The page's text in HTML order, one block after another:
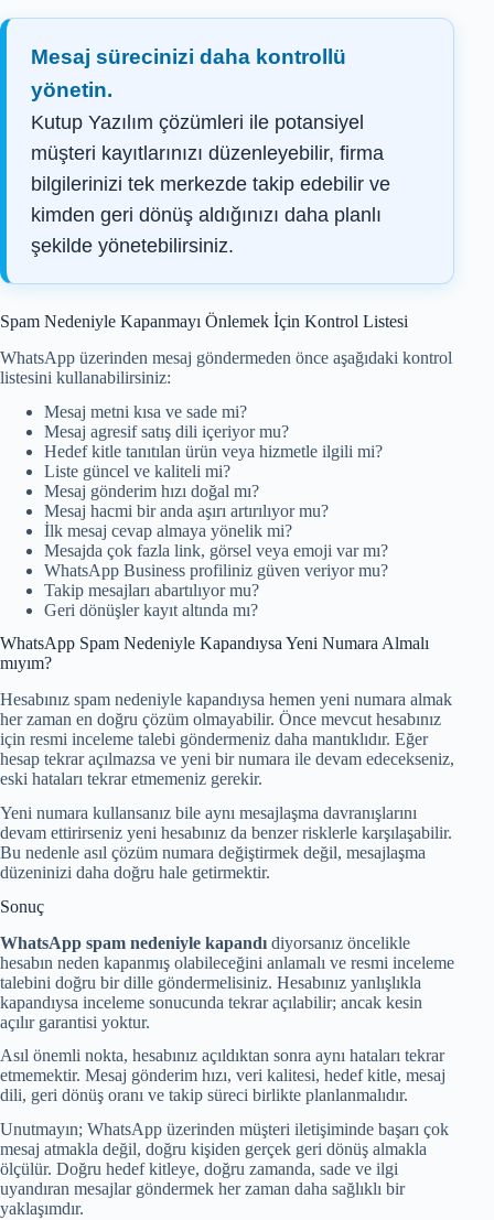
Mesaj sürecinizi daha kontrollü
yönetin.
Kutup Yazılım çözümleri ile potansiyel
müşteri kayıtlarınızı düzenleyebilir, firma
bilgilerinizi tek merkezde takip edebilir ve
kimden geri dönüş aldığınızı daha planlı
şekilde yönetebilirsiniz.
Spam Nedeniyle Kapanmayı Önlemek İçin Kontrol Listesi
WhatsApp üzerinden mesaj göndermeden önce aşağıdaki kontrol
listesini kullanabilirsiniz:
Mesaj metni kısa ve sade mi?
Mesaj agresif satış dili içeriyor mu?
Hedef kitle tanıtılan ürün veya hizmetle ilgili mi?
Liste güncel ve kaliteli mi?
Mesaj gönderim hızı doğal mı?
Mesaj hacmi bir anda aşırı artırılıyor mu?
İlk mesaj cevap almaya yönelik mi?
Mesajda çok fazla link, görsel veya emoji var mı?
WhatsApp Business profiliniz güven veriyor mu?
Takip mesajları abartılıyor mu?
Geri dönüşler kayıt altında mı?
WhatsApp Spam Nedeniyle Kapandıysa Yeni Numara Almalı
mıyım?
Hesabınız spam nedeniyle kapandıysa hemen yeni numara almak
her zaman en doğru çözüm olmayabilir. Önce mevcut hesabınız
için resmi inceleme talebi göndermeniz daha mantıklıdır. Eğer
hesap tekrar açılmazsa ve yeni bir numara ile devam edecekseniz,
eski hataları tekrar etmemeniz gerekir.
Yeni numara kullansanız bile aynı mesajlaşma davranışlarını
devam ettirirseniz yeni hesabınız da benzer risklerle karşılaşabilir.
Bu nedenle asıl çözüm numara değiştirmek değil, mesajlaşma
düzeninizi daha doğru hale getirmektir.
Sonuç
WhatsApp spam nedeniyle kapandı diyorsanız öncelikle
hesabın neden kapanmış olabileceğini anlamalı ve resmi inceleme
talebini doğru bir dille göndermelisiniz. Hesabınız yanlışlıkla
kapandıysa inceleme sonucunda tekrar açılabilir; ancak kesin
açılır garantisi yoktur.
Asıl önemli nokta, hesabınız açıldıktan sonra aynı hataları tekrar
etmemektir. Mesaj gönderim hızı, veri kalitesi, hedef kitle, mesaj
dili, geri dönüş oranı ve takip süreci birlikte planlanmalıdır.
Unutmayın; WhatsApp üzerinden müşteri iletişiminde başarı çok
mesaj atmakla değil, doğru kişiden gerçek geri dönüş almakla
ölçülür. Doğru hedef kitleye, doğru zamanda, sade ve ilgi
uyandıran mesajlar göndermek her zaman daha sağlıklı bir
yaklaşımdır.